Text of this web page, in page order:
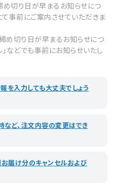
切り日が早まるお知らせにつ
事前にご案内させていただきま
め切り日が早まるお知らせにつ
などでも事前にお知らせいたし
を入力しても大丈夫でしょう
ど、注文内容の変更はでき
届け分のキャンセルおよび